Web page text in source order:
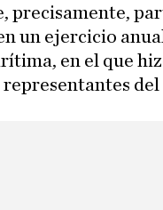
precisamente,
un ejercicio
en el que
representantes